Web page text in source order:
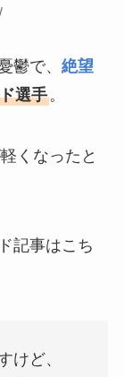
鬱で、 絶望
選手。
くなったと
記事はこち
けど、